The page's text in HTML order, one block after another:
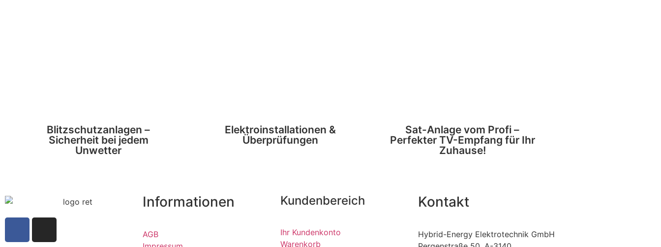
Blitzschutzanlagen –
Sicherheit bei jedem
Unwetter
Elektroinstallationen &
Überprüfungen
Sat-Anlage vom Profi –
Perfekter TV-Empfang für Ihr
Zuhause!
Informationen
AGB
Kundenbereich
Ihr Kundenkonto
Warenkorb
Kontakt
Hybrid-Energy Elektrotechnik GmbH